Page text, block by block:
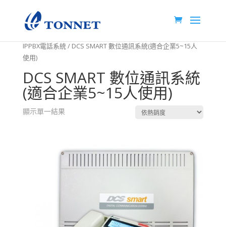
IPPBX電話系統/ DCS SMART 數位通訊系統(適合企業5~15人
使用)
DCS SMART 數位通訊系統
(適合企業5~15人使用)
顯示單一結果